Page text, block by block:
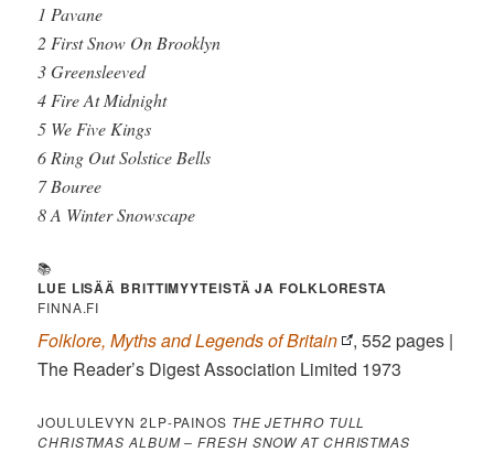
1 Pavane
2 First Snow On Brooklyn
3 Greensleeved
4 Fire At Midnight
5 We Five Kings
6 Ring Out Solstice Bells
7 Bouree
8 A Winter Snowscape
📚
LUE LISÄÄ BRITTIMYYTEISTÄ JA FOLKLORESTA
FINNA.FI
Folklore, Myths and Legends of Britain
, 552 pages |
The Reader’s Digest Association Limited 1973
JOULULEVYN 2LP-PAINOS THE JETHRO TULL
CHRISTMAS ALBUM – FRESH SNOW AT CHRISTMAS